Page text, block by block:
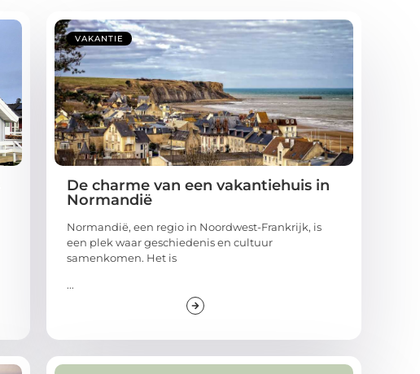
VAKANTIE
De charme van een vakantiehuis in
Normandië
Normandië, een regio in Noordwest-Frankrijk, is
een plek waar geschiedenis en cultuur
samenkomen. Het is
...